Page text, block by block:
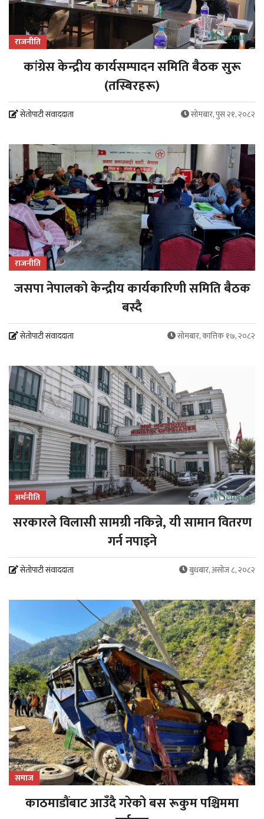
राजनीति
कांग्रेस केन्द्रीय कार्यसम्पादन समिति बैठक सुरू
(तस्बिरहरू)
सेतोपाटी संवाददाता सोमबार, पुस २१, २०८२
राजनीति
जसपा नेपालको केन्द्रीय कार्यकारिणी समिति बैठक
बस्दै
सेतोपाटी संवाददाता सोमबार, कात्तिक १७, २०८२
अर्थनीति
सरकारले विलासी सामग्री नकिन्ने, यी सामान वितरण
गर्न नपाइने
सेतोपाटी संवाददाता बुधबार, असोज ८, २०८२
समाज
काठमाडौंबाट आउँदै गरेको बस रूकुम पश्चिममा